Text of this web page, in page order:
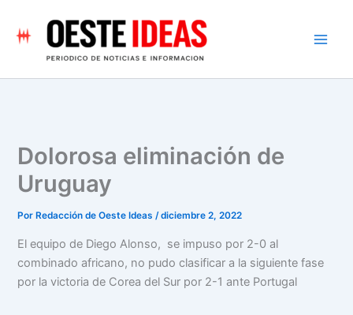
contenido
Dolorosa eliminación de
Uruguay
Por Redacción de Oeste Ideas/diciembre 2, 2022
El equipo de Diego Alonso, se impuso por 2-0 al
combinado africano, no pudo clasificar a la siguiente fase
por la victoria de Corea del Sur por 2-1 ante Portugal